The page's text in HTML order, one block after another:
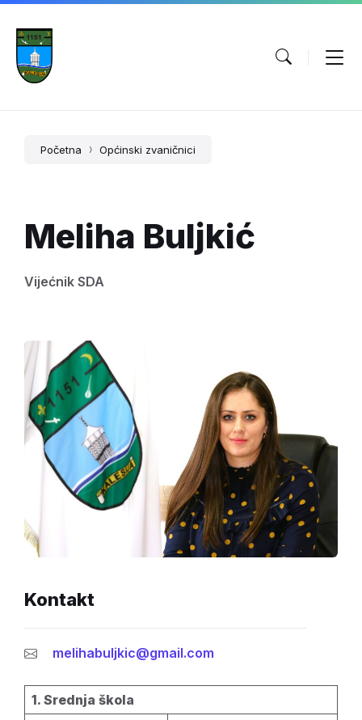
Početna Općinski zvaničnici
Meliha Buljkić
Vijećnik SDA
Kontakt
melihabuljkic@gmail.com
1. Srednja škola